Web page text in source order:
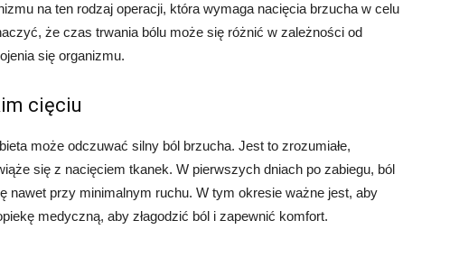
na ten rodzaj operacji, która wymaga nacięcia brzucha w celu
że czas trwania bólu może się różnić w zależności od
się organizmu.
cięciu
może odczuwać silny ból brzucha. Jest to zrozumiałe,
się z nacięciem tkanek. W pierwszych dniach po zabiegu, ból
nawet przy minimalnym ruchu. W tym okresie ważne jest, aby
medyczną, aby złagodzić ból i zapewnić komfort.